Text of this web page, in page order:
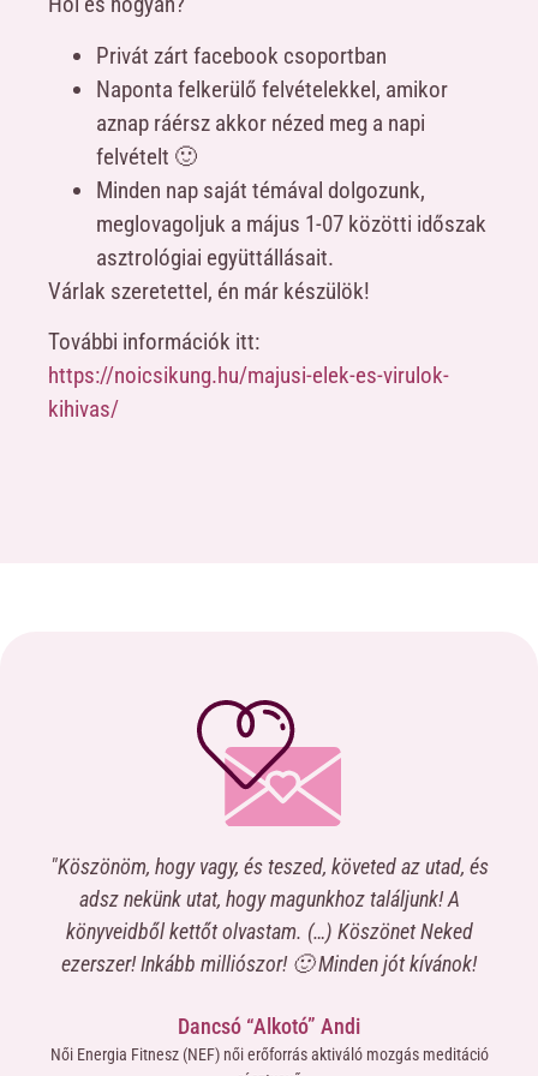
Privát zárt facebook csoportban
Naponta felkerülő felvételekkel, amikor
aznap ráérsz akkor nézed meg a napi
felvételt 🙂
Minden nap saját témával dolgozunk,
meglovagoljuk a május 1-07 közötti időszak
asztrológiai együttállásait.
Várlak szeretettel, én már készülök!
További információk itt:
https://noicsikung.hu/majusi-elek-es-virulok-
kihivas/
követed az utad, és
találjunk! A
(…) Köszönet Neked
🙂 Minden jót kívánok!
aktiváló mozgás meditáció
“Nagyon hatékonyak voltak (a
csoporttársaimról, mind
elképzelésemet felülmúlóan
dolgokat tudtam meg.
mivel velük még gyakorlatilag
nem élt szélsőséges helyzetek